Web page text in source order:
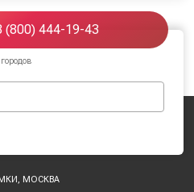
(800) 444-19-43
МОСКВА